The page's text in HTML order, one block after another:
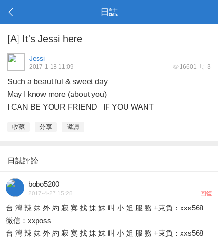
日誌
[A] It's Jessi here
Jessi
16601 3
2017-1-18 11:09
Such a beautiful & sweet day
May I know more (about you)
I CAN BE YOUR FRIEND IF YOU WANT
收藏 分享 邀請
日誌評論
bobo5200
2017-4-27 15:28 回復
台 灣 辣 妹 外 約 寂 寞 找 妹 妹 叫 小 姐 服 務 +束負：xxs568
微信：xxposs
台 灣 辣 妹 外 約 寂 寞 找 妹 妹 叫 小 姐 服 務 +束負：xxs568